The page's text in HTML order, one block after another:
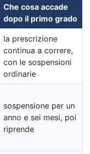
Che cosa accade
dopo il primo grado
la prescrizione
continua a correre,
con le sospensioni
ordinarie
sospensione per un
anno e sei mesi, poi
riprende